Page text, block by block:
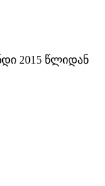
2015 წლიდან